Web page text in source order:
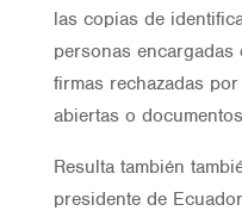
las copias de
personas
firmas rechazadas
abiertas o
Resulta también
presidente de